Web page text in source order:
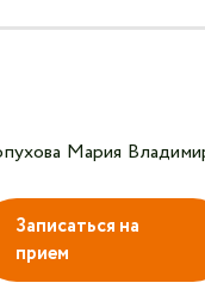
Записаться на
прием